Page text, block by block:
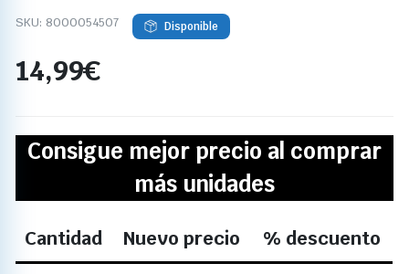
SKU: 8000054507 Disponible
14,99€
Consigue mejor precio al comprar
más unidades
Cantidad Nuevo precio % descuento